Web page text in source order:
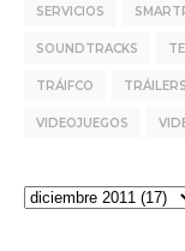
SERVICIOS
SOUNDTRACKS
TRÁIFCO TRÁILERS
VIDEOJUEGOS